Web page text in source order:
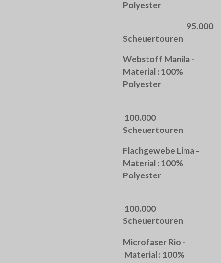
Polyester
95.000
Scheuertouren
Webstoff Manila -
Material : 100%
Polyester
100.000
Scheuertouren
Flachgewebe Lima -
Material : 100%
Polyester
100.000
Scheuertouren
Microfaser Rio -
Material : 100%